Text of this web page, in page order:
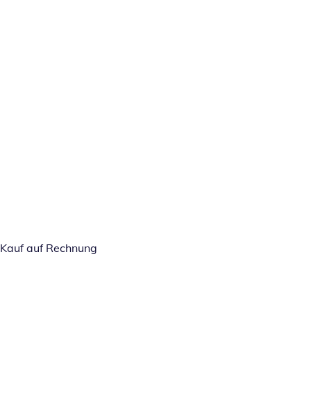
Kauf auf Rechnung